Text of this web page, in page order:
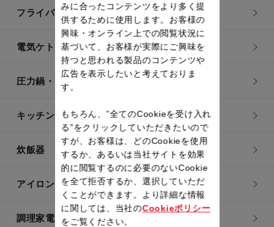
フライパン・鍋
電気ケトル
圧力鍋・電気圧力鍋
キッチン用品
炊飯器
アイロン・衣類スチーマー
調理家電
みに合ったコンテンツをより多く提
供するために使用します。お客様の
興味・オンライン上での閲覧状況に
基づいて、お客様が実際にご興味を
持つと思われる製品のコンテンツや
広告を表示したいと考えておりま
す。
もちろん、”全てのCookieを受け入れ
る”をクリックしていただきたいので
すが、お客様は、どのCookieを使用
するか、あるいは当社サイトを効果
的に閲覧するのに必要のないCookie
を全て拒否するか、選択していただ
くことができます。より詳細な情報
に関しては、当社のCookieポリシー
をご覧ください。